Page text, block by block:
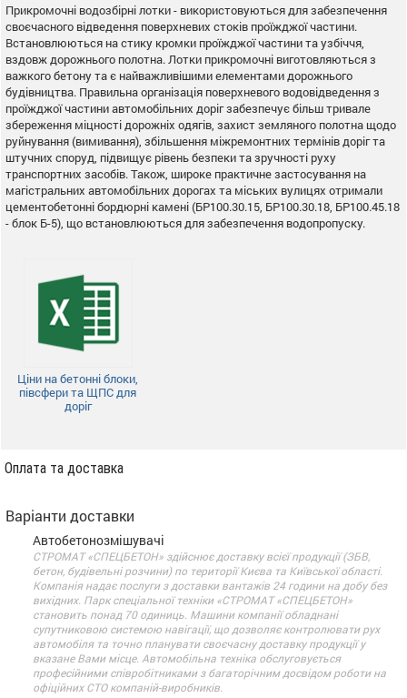
Прикромочні водозбірні лотки - використовуються для забезпечення
своєчасного відведення поверхневих стоків проїжджої частини.
Встановлюються на стику кромки проїжджої частини та узбіччя,
вздовж дорожнього полотна. Лотки прикромочні виготовляються з
важкого бетону та є найважливішими елементами дорожнього
будівництва. Правильна організація поверхневого водовідведення з
проїжджої частини автомобільних доріг забезпечує більш тривале
збереження міцності дорожніх одягів, захист земляного полотна щодо
руйнування (вимивання), збільшення міжремонтних термінів доріг та
штучних споруд, підвищує рівень безпеки та зручності руху
транспортних засобів. Також, широке практичне застосування на
магістральних автомобільних дорогах та міських вулицях отримали
цементобетонні бордюрні камені (БР100.30.15, БР100.30.18, БР100.45.18
- блок Б-5), що встановлюються для забезпечення водопропуску.
Ціни на бетонні блоки,
півсфери та ЩПС для
доріг
Оплата та доставка
Варіанти доставки
Автобетонозмішувачі
СТРОМАТ «СПЕЦБЕТОН» здійснює доставку всієї продукції (ЗБВ,
бетон, будівельні розчини) по території Києва та Київської області.
Компанія надає послуги з доставки вантажів 24 години на добу без
вихідних. Парк спеціальної техніки «СТРОМАТ «СПЕЦБЕТОН»
становить понад 70 одиниць. Машини компанії обладнані
супутниковою системою навігації, що дозволяє контролювати рух
автомобіля та точно планувати своєчасну доставку продукції у
вказане Вами місце. Автомобільна техніка обслуговується
професійними співробітниками з багаторічним досвідом роботи на
офіційних СТО компаній-виробників.